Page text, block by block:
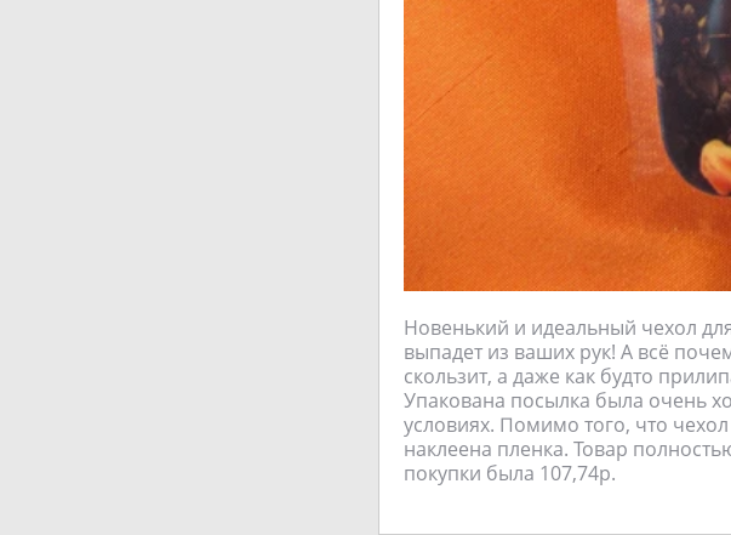
Новенький и идеальный чехол
выпадет из ваших рук! А всё
скользит, а даже как будто
Упакована посылка была очень
условиях. Помимо того, что
наклеена пленка. Товар
покупки была 107,74р.